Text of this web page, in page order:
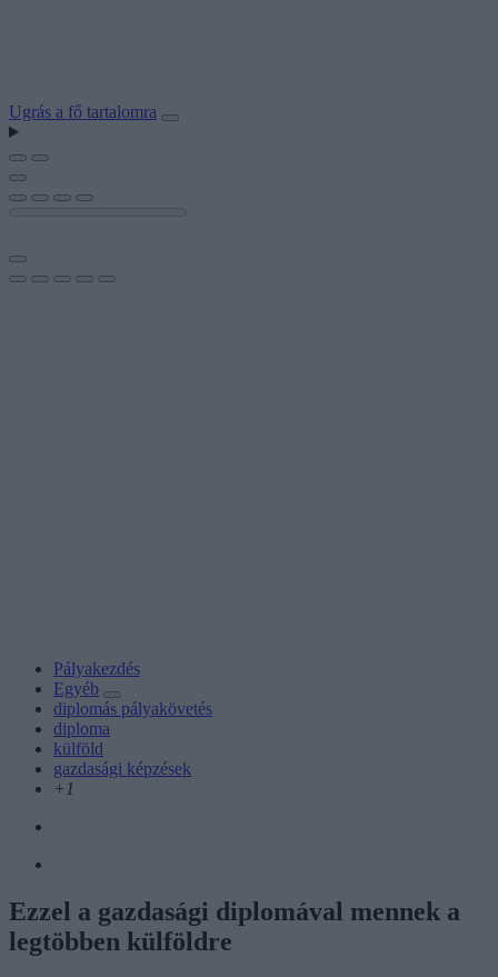
Ugrás a fő tartalomra
Pályakezdés
Egyéb
diplomás pályakövetés
diploma
külföld
gazdasági képzések
+1
Ezzel a gazdasági diplomával mennek a
legtöbben külföldre